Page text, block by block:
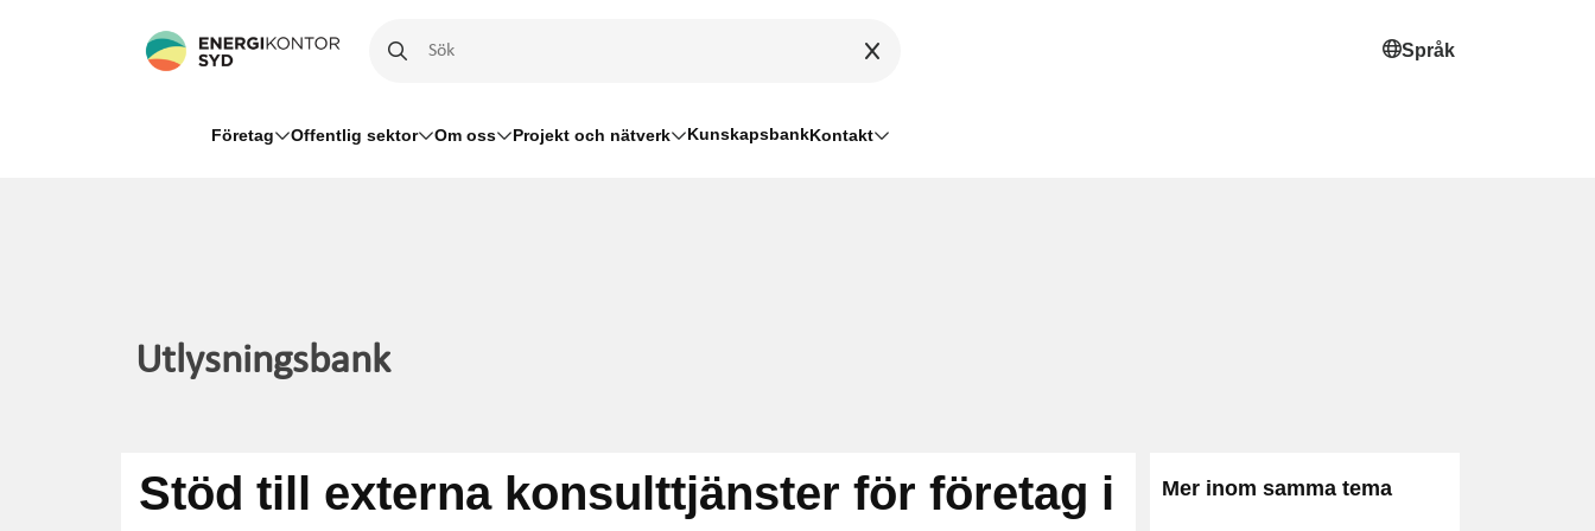
Språk
Företag Offentlig sektor Om oss Projekt och nätverk KunskapsbankKontakt
Utlysningsbank
Stöd till externa konsulttjänster för företag i
Mer inom samma tema
22 artiklar hittades